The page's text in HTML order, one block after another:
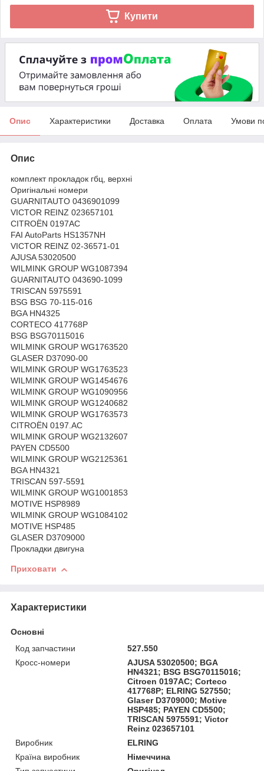
Купити
Опис Характеристики Доставка Оплата Умови
Опис
комплект прокладок гбц, верхні
Оригінальні номери
GUARNITAUTO 0436901099
VICTOR REINZ 023657101
CITROËN 0197AC
FAI AutoParts HS1357NH
VICTOR REINZ 02-36571-01
AJUSA 53020500
WILMINK GROUP WG1087394
GUARNITAUTO 043690-1099
TRISCAN 5975591
BSG BSG 70-115-016
BGA HN4325
CORTECO 417768P
BSG BSG70115016
WILMINK GROUP WG1763520
GLASER D37090-00
WILMINK GROUP WG1763523
WILMINK GROUP WG1454676
WILMINK GROUP WG1090956
WILMINK GROUP WG1240682
WILMINK GROUP WG1763573
CITROËN 0197.AC
WILMINK GROUP WG2132607
PAYEN CD5500
WILMINK GROUP WG2125361
BGA HN4321
TRISCAN 597-5591
WILMINK GROUP WG1001853
MOTIVE HSP8989
WILMINK GROUP WG1084102
MOTIVE HSP485
GLASER D3709000
Прокладки двигуна
Приховати
Характеристики
Основні
Код запчастини
527.550
Кросс-номери
AJUSA 53020500; BGA
HN4321; BSG BSG70115016;
Citroen 0197AC; Corteco
417768P; ELRING 527550;
Glaser D3709000; Motive
HSP485; PAYEN CD5500;
TRISCAN 5975591; Victor
Reinz 023657101
Виробник
ELRING
Країна виробник
Німеччина